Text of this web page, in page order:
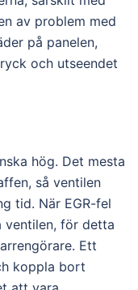
av problem med
på panelen,
och utseendet
hög. Det mesta
så ventilen
tid. När EGR-fel
för detta
Ett
koppla bort